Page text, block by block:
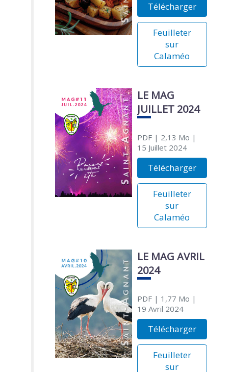
Télécharger
Feuilleter
sur
Calaméo
LE MAG
JUILLET 2024
PDF| 2,13 Mo |
15 Juillet 2024
Télécharger
Feuilleter
sur
Calaméo
LE MAG AVRIL
2024
PDF| 1,77 Mo |
19 Avril 2024
Télécharger
Feuilleter
sur